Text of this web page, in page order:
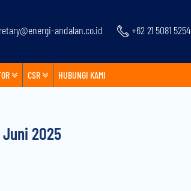
andalan.co.id +62 21 5081 5254
CSR HUBUNGI KAMI
Juni 2025